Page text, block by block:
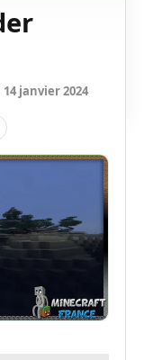
14 janvier 2024